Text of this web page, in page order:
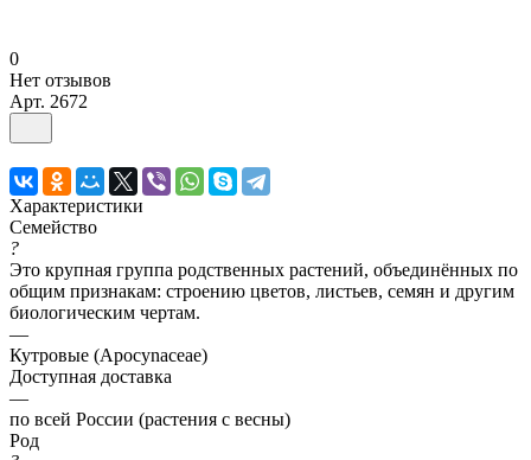
0
Нет отзывов
Арт. 2672
Характеристики
Семейство
?
Это крупная группа родственных растений, объединённых по
общим признакам: строению цветов, листьев, семян и другим
биологическим чертам.
—
Кутровые (Apocynaceae)
Доступная доставка
—
по всей России (растения с весны)
Род